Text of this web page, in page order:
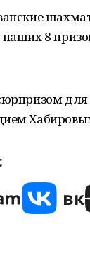
наших 8
для